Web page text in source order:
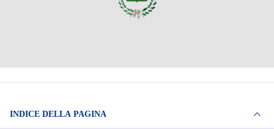
INDICE DELLA PAGINA